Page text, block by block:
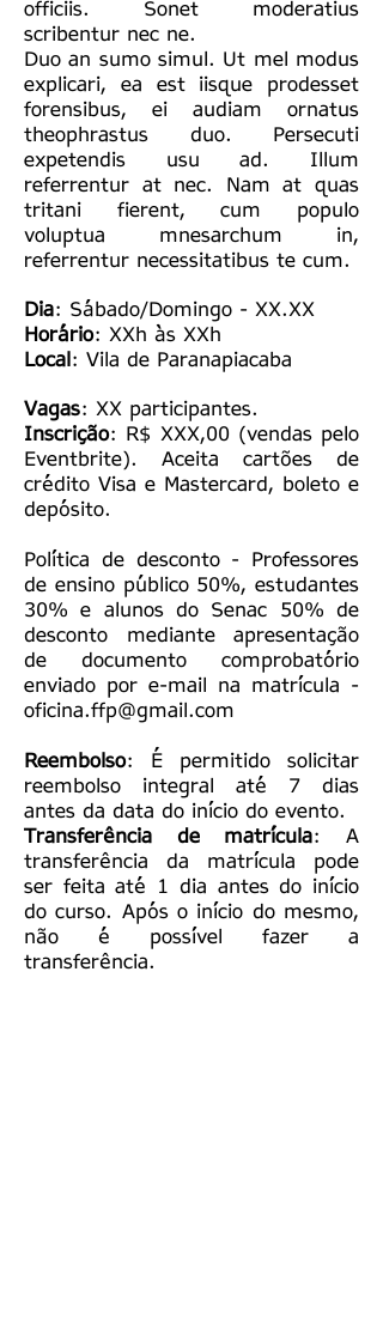
officiis. Sonet moderatius
scribentur nec ne.
Duo an sumo simul. Ut mel modus
explicari, ea est iisque prodesset
forensibus, ei audiam ornatus
theophrastus duo. Persecuti
expetendis usu ad. Illum
referrentur at nec. Nam at quas
tritani fierent, cum populo
voluptua mnesarchum in,
referrentur necessitatibus te cum.
Dia: Sábado/Domingo - XX.XX
Horário: XXh às XXh
Local: Vila de Paranapiacaba
Vagas: XX participantes.
Inscrição: R$ XXX,00 (vendas pelo
Eventbrite). Aceita cartões de
crédito Visa e Mastercard, boleto e
depósito.
Política de desconto - Professores
de ensino público 50%, estudantes
30% e alunos do Senac 50% de
desconto mediante apresentação
de documento comprobatório
enviado por e-mail na matrícula -
oficina.ffp@gmail.com
Reembolso: É permitido solicitar
reembolso integral até 7 dias
antes da data do início do evento.​
Transferência de matrícula: A
transferência da matrícula pode
ser feita até 1 dia antes do início
do curso. Após o início do mesmo,
não é possível fazer a
transferência.